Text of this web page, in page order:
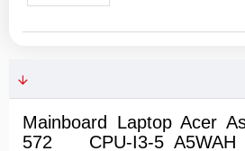
Mainboard Laptop Acer
572 CPU-I3-